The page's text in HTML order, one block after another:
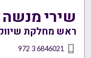
שירי מנשה
ראש מחלקת
972 3 6846021